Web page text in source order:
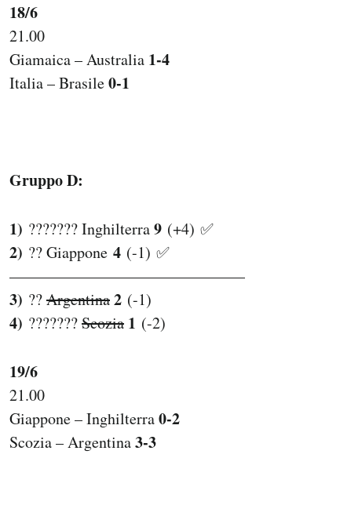
18/6
21.00
Giamaica – Australia 1-4
Italia – Brasile0-1
Gruppo D:
1) ??????? Inghilterra9 (+4) ✅
2) ?? Giappone 4 (-1) ✅
———————————————
3) ??Argentina2 (-1)
4) ???????Scozia 1 (-2)
19/6
21.00
Giappone – Inghilterra0-2
Scozia – Argentina3-3